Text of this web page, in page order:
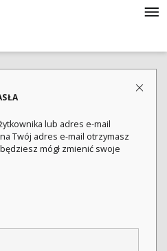
lub adres e-mail
Twój adres e-mail otrzymasz
mógł zmienić swoje